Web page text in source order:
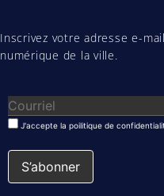
Inscrivez votre adresse e-
numérique de la ville.
J'accepte la poilitique de